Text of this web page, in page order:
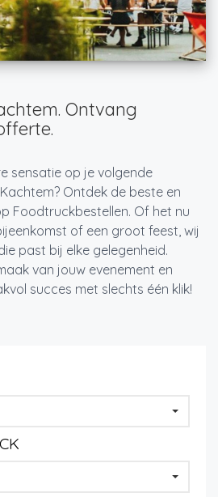
Ontvang
sensatie op je volgende
Ontdek de beste en
Foodtruckbestellen. Of het nu
of een groot feest, wij
past bij elke gelegenheid.
van jouw evenement en
succes met slechts één klik!